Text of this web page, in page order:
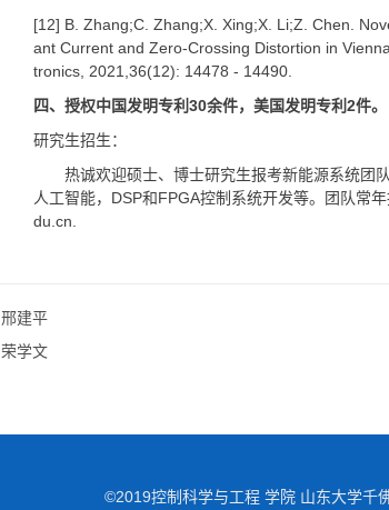
[12] B. Zhang;C. Zhang;X. Xing;X. Li;Z. Chen.
ant Current and Zero-Crossing Distortion in
tronics, 2021,36(12): 14478 - 14490.
四、授权中国发明专利30余件，美国发明专利2件。
研究生招生：
热诚欢迎硕士、博士研究生报考新能源系统团
人工智能，DSP和FPGA控制系统开发等。团队常
du.cn.
邢建平
荣学文
©2019控制科学与工程 学院 山东大学千